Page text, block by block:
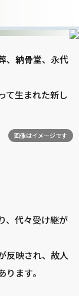
納骨堂、永代
て生まれた新し
画像はイメージです
、代々受け継が
反映され、故人
ます。